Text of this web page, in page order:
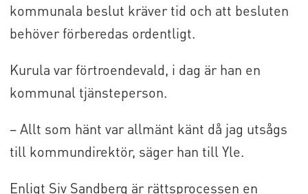
kommunala beslut kräver tid och att besluten
behöver förberedas ordentligt.
Kurula var förtroendevald, i dag är han en
kommunal tjänsteperson.
– Allt som hänt var allmänt känt då jag utsågs
till kommundirektör, säger han till Yle.
Enligt Siv Sandberg är rättsprocessen en